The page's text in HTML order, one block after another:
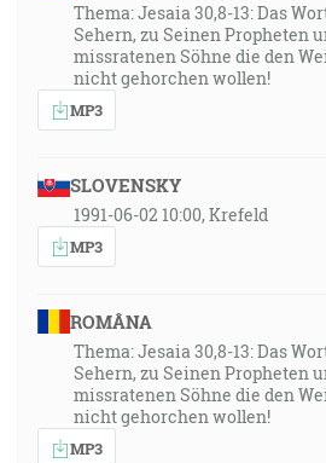
Thema: Jesaia 30,8-13: Das
Sehern, zu Seinen Propheten
missratenen Söhne die den
nicht gehorchen wollen!
MP3
SLOVENSKY
1991-06-02 10:00, Krefeld
MP3
ROMÂNA
Thema: Jesaia 30,8-13: Das
Sehern, zu Seinen Propheten
missratenen Söhne die den
nicht gehorchen wollen!
MP3